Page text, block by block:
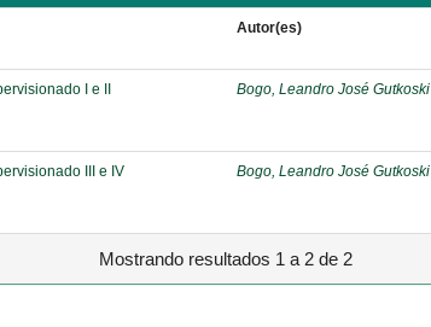
Autor(es)
I e II Bogo, Leandro José Gutkoski
III e IV Bogo, Leandro José Gutkoski
Mostrando resultados 1 a 2 de 2